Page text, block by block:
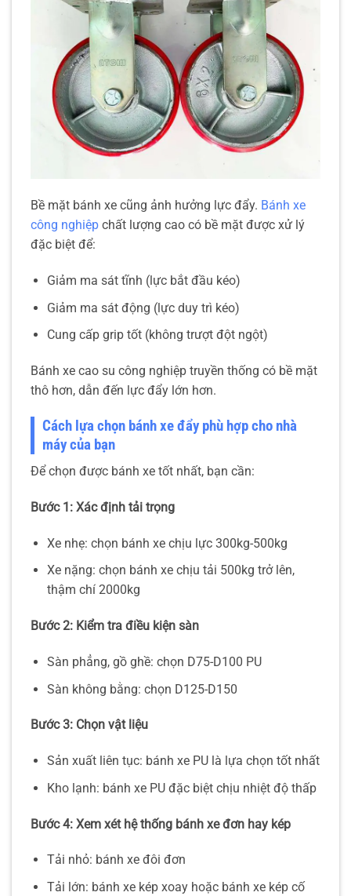
Bề mặt bánh xe cũng ảnh hưởng lực đẩy. Bánh xe
công nghiệp chất lượng cao có bề mặt được xử lý
đặc biệt để:
Giảm ma sát tĩnh (lực bắt đầu kéo)
Giảm ma sát động (lực duy trì kéo)
Cung cấp grip tốt (không trượt đột ngột)
Bánh xe cao su công nghiệp truyền thống có bề mặt
thô hơn, dẫn đến lực đẩy lớn hơn.
Cách lựa chọn bánh xe đẩy phù hợp cho nhà
máy của bạn
Để chọn được bánh xe tốt nhất, bạn cần:
Bước 1: Xác định tải trọng
Xe nhẹ: chọn bánh xe chịu lực 300kg-500kg
Xe nặng: chọn bánh xe chịu tải 500kg trở lên,
thậm chí 2000kg
Bước 2: Kiểm tra điều kiện sàn
Sàn phẳng, gồ ghề: chọn D75-D100 PU
Sàn không bằng: chọn D125-D150
Bước 3: Chọn vật liệu
Sản xuất liên tục: bánh xe PU là lựa chọn tốt nhất
Kho lạnh: bánh xe PU đặc biệt chịu nhiệt độ thấp
Bước 4: Xem xét hệ thống bánh xe đơn hay kép
Tải nhỏ: bánh xe đôi đơn
Tải lớn: bánh xe kép xoay hoặc bánh xe kép cố